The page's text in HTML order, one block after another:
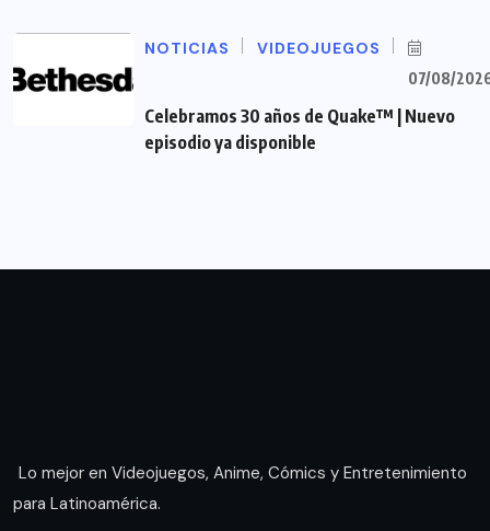
NOTICIAS VIDEOJUEGOS
07/08/
Celebramos 30 años de Quake™ | Nuevo
episodio ya disponible
Lo mejor en Videojuegos, Anime, Cómics y Entretenimiento
para Latinoamérica.